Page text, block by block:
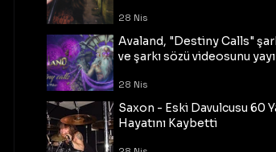
28 Nis
Avaland, "Destiny Calls"
ve şarkı sözü videosunu
28 Nis
Saxon - Eski Davulcusu 60
Hayatını Kaybetti